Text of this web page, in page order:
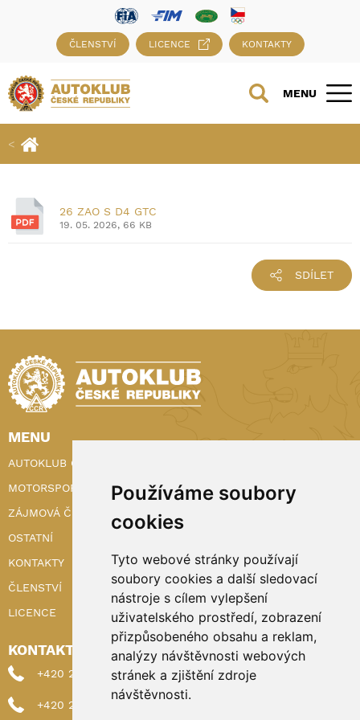
Používáme soubory
cookies
Tyto webové stránky používají
soubory cookies a další sledovací
nástroje s cílem vylepšení
uživatelského prostředí, zobrazení
přizpůsobeného obsahu a reklam,
analýzy návštěvnosti webových
stránek a zjištění zdroje
návštěvnosti.
ČLENSTVÍ LICENCE KONTAKTY
MENU
26 ZAO S D4 GTC
19. 05. 2026, 66 KB
SDÍLET
MENU
AUTOKLUB ČR
MOTORSPORT
ZÁJMOVÁ ČINNOST
OSTATNÍ
KONTAKTY
ČLENSTVÍ
LICENCE
KONTAKTY
+420 222 898 224 (sekretariat)
+420 222 898 221 (členství)